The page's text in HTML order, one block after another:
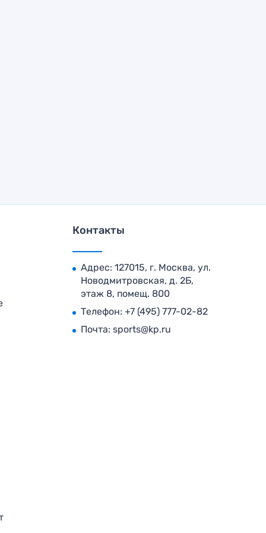
Контакты
Адрес: 127015, г. Москва, ул.
Новодмитровская, д. 2Б,
этаж 8, помещ. 800
Телефон: +7 (495) 777-02-82
Почта: sports@kp.ru